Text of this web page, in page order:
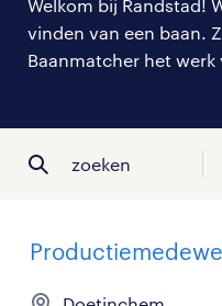
Welkom bij Randstad!
vinden van een baan.
Baanmatcher het werk
zoeken